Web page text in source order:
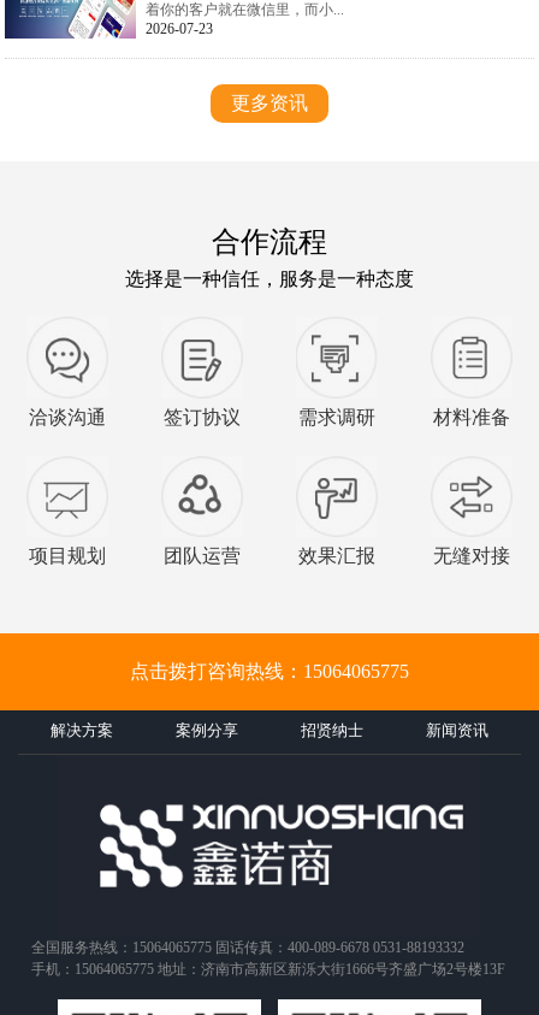
着你的客户就在微信里，而小...
2026-07-23
更多资讯
合作流程
选择是一种信任，服务是一种态度
洽谈沟通 签订协议 需求调研 材料准备
项目规划 团队运营 效果汇报 无缝对接
点击拨打咨询热线：15064065775
解决方案 案例分享 招贤纳士 新闻资讯
全国服务热线：15064065775 固话传真：400-089-6678 0531-88193332
手机：15064065775 地址：济南市高新区新泺大街1666号齐盛广场2号楼13F